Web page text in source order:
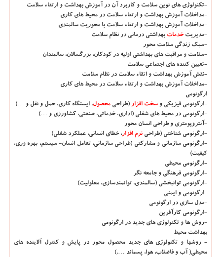
-تكنولوژی های نوین سلامت و كاربرد آن در آموزش بهداشت و ارتقاء سلامت
-مداخلات آموزش بهداشت و ارتقاء سلامت در محیط های كاری
-مداخلات آموزش بهداشت و ارتقاء سلامت با محوریت سالمندی
-مدیریت خدمات بهداشتی درمانی در نظام سلامت
-سبك زندگی سلامت محور
-سلامت و مراقبت های بهداشتی اولیه در كودكان، بزرگسالان، سالمندان
-تعیین كننده های اجتماعی سلامت
-نقش آموزش بهداشت و اتقاء سلامت در نظام سلامت
-مداخلات آموزش بهداشت و ارتقاء سلامت در محیط های كاری
ارگونومی
-ارگونومی فیزیكی و سخت افزار (طراحی محصول، ایستگاه كاری، حمل و نقل و …)
-ارگونومی در محیط های شغلی (اداری، خدماتی، صنعتی، كشاورزی و …)
-آنتروپومتری و طراحی انسان محور
-ارگونومی شناختی (طراحی نرم افزار، خطای انسانی، عملكرد شغلی)
-ارگونومی سازمانی و مشاركتی (طراحی سازمانی، تعامل انسان- سیستم، بهره وری،
كیفیت)
-ارگونومی محیطی
-ارگونومی فرهنگی و جامعه نگر
-ارگونومی توانبخشی (سالمندی، توانمندسازی، معلولیت)
-ارگونومی و ایمنی
-مدل سازی در ارگونومی
-ارگونومی كارآفرین
-روش ها و تكنولوژی های جدید در ارگونومی
بهداشت محیط
- روش­ها و تكنولوژی های جدید محصول محور در پایش و كنترل آلاینده های
محیطی( آب و فاضلاب، هوا، پسماند ….)